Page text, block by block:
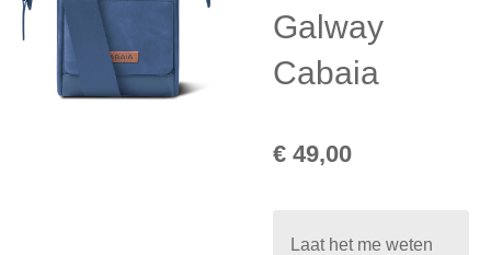
Galway
Cabaia
€ 49,00
Laat het me weten